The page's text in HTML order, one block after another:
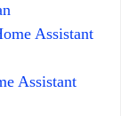
Assistant
Assistant